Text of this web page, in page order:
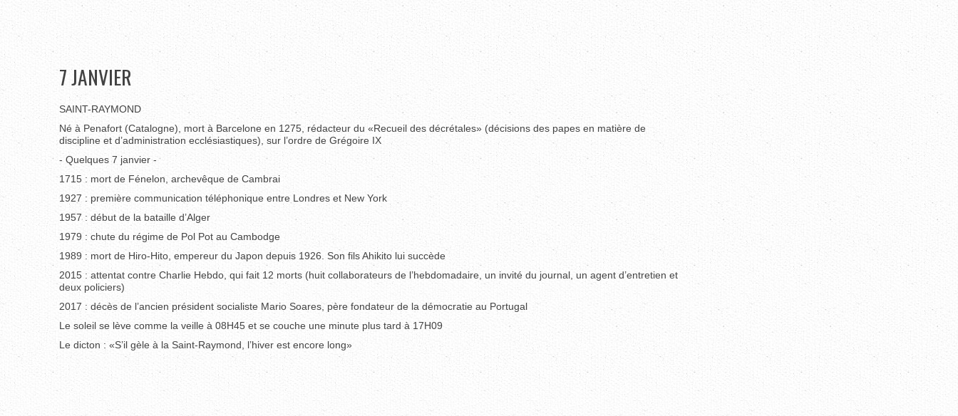
7 JANVIER
SAINT-RAYMOND
Né à Penafort (Catalogne), mort à Barcelone en 1275, rédacteur du «Recueil des décrétales» (décisions des papes en matière de
discipline et d’administration ecclésiastiques), sur l’ordre de Grégoire IX
- Quelques 7 janvier -
1715 : mort de Fénelon, archevêque de Cambrai
1927 : première communication téléphonique entre Londres et New York
1957 : début de la bataille d’Alger
1979 : chute du régime de Pol Pot au Cambodge
1989 : mort de Hiro-Hito, empereur du Japon depuis 1926. Son fils Ahikito lui succède
2015 : attentat contre Charlie Hebdo, qui fait 12 morts (huit collaborateurs de l’hebdomadaire, un invité du journal, un agent d’entretien et
deux policiers)
2017 : décès de l’ancien président socialiste Mario Soares, père fondateur de la démocratie au Portugal
Le soleil se lève comme la veille à 08H45 et se couche une minute plus tard à 17H09
Le dicton : «S’il gèle à la Saint-Raymond, l’hiver est encore long»